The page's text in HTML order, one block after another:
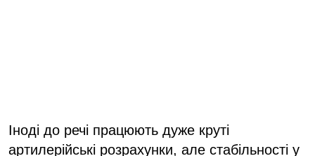
Іноді до речі працюють дуже круті
артилерійські розрахунки, але стабільності у